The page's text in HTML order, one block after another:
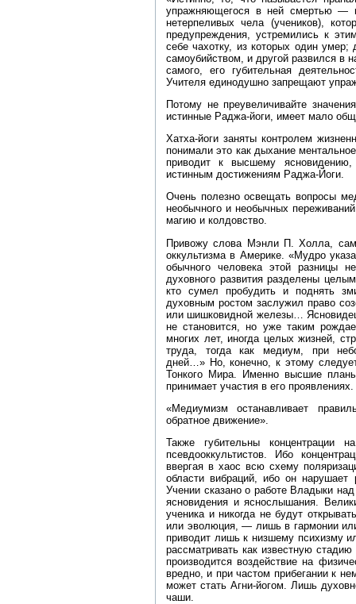
упражняющегося в ней смертью —
нетерпеливых чела (учеников),
предупреждения, устремились к
себе чахотку, из которых один
самоубийством, и другой развился в
самого, его губительная
Учителя единодушно запрещают
Потому не преувеличивайте
истинные Раджа‑йоги, имеет мало
Хатха‑йоги заняты контролем
понимали это как дыхание
приводит к высшему
истинным достижениям Раджа‑Йоги.
Очень полезно освещать вопросы
необычного и необычных
магию и колдовство.
Привожу слова Мэнли П. Холла,
оккультизма в Америке. «Мудро
обычного человека этой разницы
духовного развития разделены
кто сумел пробудить и поднять
духовным ростом заслужил право
или шишковидной железы…
не становится, но уже таким
многих лет, иногда целых жизней,
труда, тогда как медиум, при
дней…» Но, конечно, к этому
Тонкого Мира. Именно высшие
принимает участия в его проявлениях.
«Медиумизм останавливает
обратное движение».
Также губительны концентрации
псевдооккультистов. Ибо
ввергая в хаос всю схему
области вибраций, ибо он нарушает
Учении сказано о работе Владыки
ясновидения и яснослышания.
ученика и никогда не будут
или эволюция, — лишь в гармонии
приводит лишь к низшему психизму
рассматривать как известную
производится воздействие на
вредно, и при частом прибегании к
может стать Агни‑йогом. Лишь
чаши.